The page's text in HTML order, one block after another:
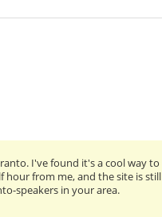
I've found it's a cool way to
hour from me, and the site is still
speakers in your area.